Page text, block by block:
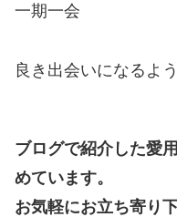
一期一会
良き出会いになるよ
ブログで紹介した愛
めています。
お気軽にお立ち寄り